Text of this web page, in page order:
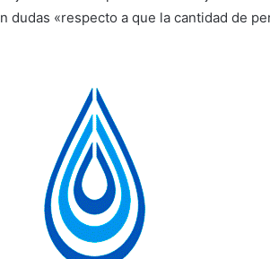
dudas «respecto a que la cantidad de